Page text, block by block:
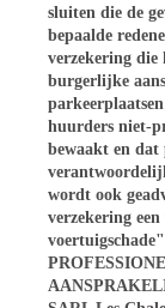
sluiten die de
bepaalde
verzekering die
burgerlijke
huurders niet-
bewaakt en dat
wordt ook
verzekering